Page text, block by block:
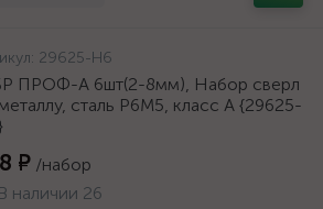
29625-H6
ПРОФ-А 6шт(2-8мм), Набор сверл
сталь Р6М5, класс А {29625-
₽ /набор
В наличии 26